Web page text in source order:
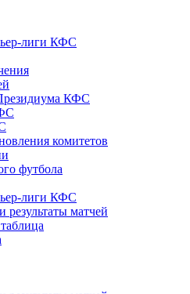
лиги КФС
КФС
комитетов
футбола
лиги КФС
результаты матчей